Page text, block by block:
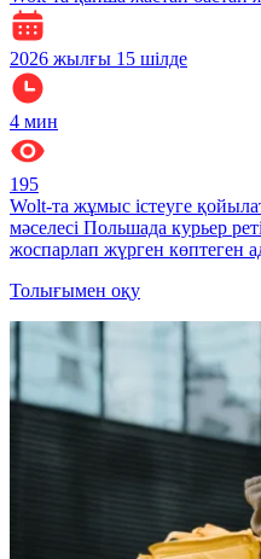
2026 жылғы 15 шілде
4 мин
195
Wolt-та жұмыс істеуге
мәселесі Польшада курьер
жоспарлап жүрген көптеген
Толығымен оқу